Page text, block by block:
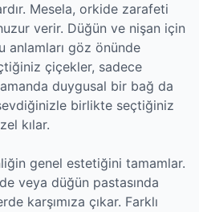
Mesela, orkide zarafeti
verir. Düğün ve nişan için
anlamları göz önünde
çiçekler, sadece
duygusal bir bağ da
birlikte seçtiğiniz
kılar.
genel estetiğini tamamlar.
veya düğün pastasında
karşımıza çıkar. Farklı